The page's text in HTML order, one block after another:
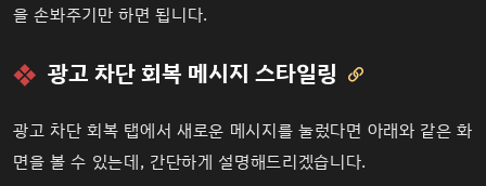
을 손봐주기만 하면 됩니다.
광고 차단 회복 메시지 스타일링 
광고 차단 회복 탭에서 새로운 메시지를 눌렀다면 아래와 같은 화
면을 볼 수 있는데, 간단하게 설명해드리겠습니다.